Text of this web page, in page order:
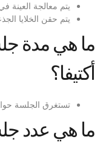
يتم معالجة العينة
يتم حقن الخلايا
ما هي مدة
أكتيفا؟
تستغرق الجلسة
ما هي عدد